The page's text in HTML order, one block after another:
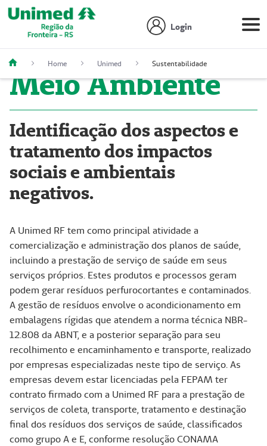
Login
Home Unimed Sustentabilidade
Meio Ambiente
Identificação dos aspectos e
tratamento dos impactos
sociais e ambientais
negativos.
A Unimed RF tem como principal atividade a
comercialização e administração dos planos de saúde,
incluindo a prestação de serviço de saúde em seus
serviços próprios. Estes produtos e processos geram
podem gerar resíduos perfurocortantes e contaminados.
A gestão de resíduos envolve o acondicionamento em
embalagens rígidas que atendem a norma técnica NBR-
12.808 da ABNT, e a posterior separação para seu
recolhimento e encaminhamento e transporte, realizado
por empresas especializadas neste tipo de serviço. As
empresas devem estar licenciadas pela FEPAM ter
contrato firmado com a Unimed RF para a prestação de
serviços de coleta, transporte, tratamento e destinação
final dos resíduos dos serviços de saúde, classificados
como grupo A e E, conforme resolução CONAMA